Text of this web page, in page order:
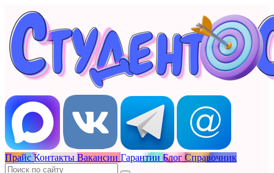
Прайс Контакты Вакансии Гарантии Блог Справочник